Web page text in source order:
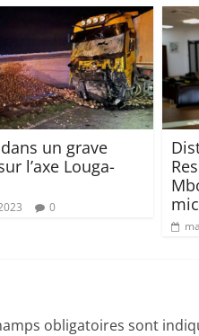
un grave
l’axe Louga-
0
obligatoires sont